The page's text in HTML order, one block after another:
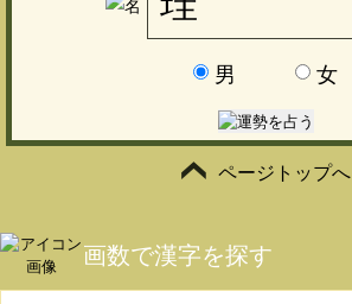
男 女
ページトップへ
画数で漢字を探す